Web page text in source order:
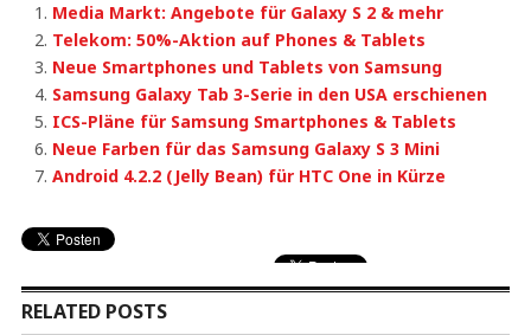
Media Markt: Angebote für Galaxy S 2 & mehr
Telekom: 50%-Aktion auf Phones & Tablets
Neue Smartphones und Tablets von Samsung
Samsung Galaxy Tab 3-Serie in den USA erschienen
ICS-Pläne für Samsung Smartphones & Tablets
Neue Farben für das Samsung Galaxy S 3 Mini
Android 4.2.2 (Jelly Bean) für HTC One in Kürze
RELATED POSTS